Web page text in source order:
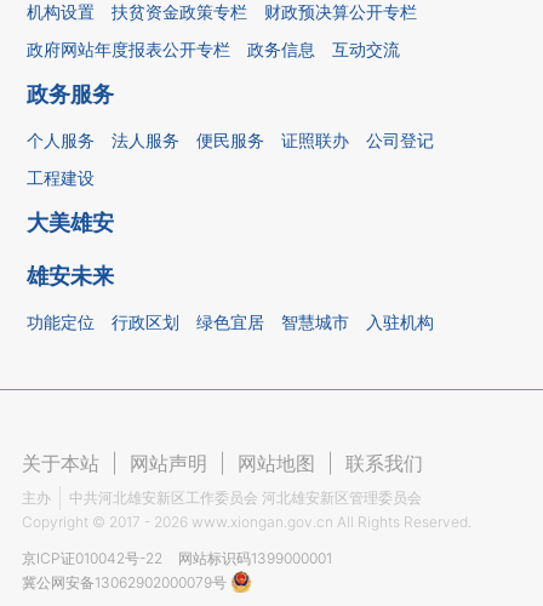
机构设置 扶贫资金政策专栏
财政预决算公开专栏
政府网站年度报表公开专栏
政务信息 互动交流
政务服务
个人服务 法人服务 便民服务 证照联办
公司登记
工程建设
大美雄安
雄安未来
功能定位 行政区划 绿色宜居 智慧城市 入驻机构
关于本站 网站声明 网站地图 联系我们
主办
中共河北雄安新区工作委员会 河北雄安新区管理委员会
Copyright © 2017 - 2026 www.xiongan.gov.cn All Rights Reserved.
京ICP证010042号-22
网站标识码1399000001
冀公网安备13062902000079号